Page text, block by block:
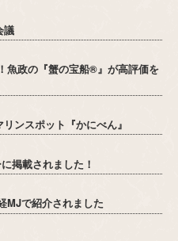
議
魚政の『蟹の宝船®』が高評価を
ンスポット『かにべん』
掲載されました！
MJで紹介されました